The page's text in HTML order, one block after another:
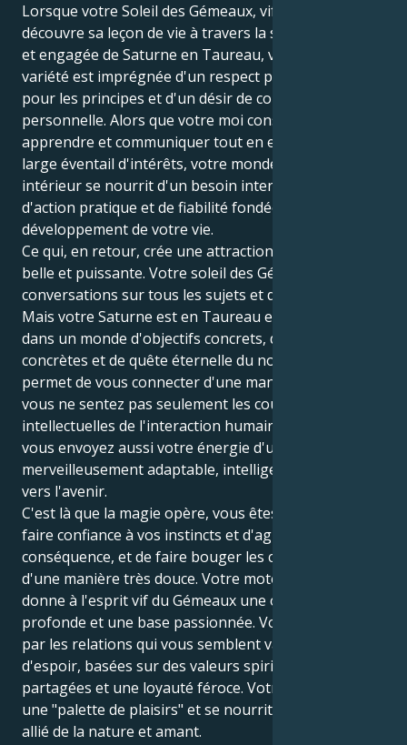
Lorsque votre Soleil des Gémeaux, vif et curieux,
découvre sa leçon de vie à travers la structure ancrée
et engagée de Saturne en Taureau, votre quête de
variété est imprégnée d'un respect plus profond
pour les principes et d'un désir de cohérence
personnelle. Alors que votre moi conscient veut
apprendre et communiquer tout en explorant un
large éventail d'intérêts, votre monde motivationnel
intérieur se nourrit d'un besoin intense de sécurité,
d'action pratique et de fiabilité fondée dans le
développement de votre vie.
Ce qui, en retour, crée une attraction incroyablement
belle et puissante. Votre soleil des Gémeaux a soif de
conversations sur tous les sujets et de bavardages.
Mais votre Saturne est en Taureau et vous entraîne
dans un monde d'objectifs concrets, de procédures
concrètes et de quête éternelle du noyau. Cela vous
permet de vous connecter d'une manière telle que
vous ne sentez pas seulement les couches
intellectuelles de l'interaction humaine, mais que
vous envoyez aussi votre énergie d'une manière
merveilleusement adaptable, intelligente et orientée
vers l'avenir.
C'est là que la magie opère, vous êtes capable de
faire confiance à vos instincts et d'agir en
conséquence, et de faire bouger les choses, mais
d'une manière très douce. Votre moteur Taureau
donne à l'esprit vif du Gémeaux une orientation
profonde et une base passionnée. Vous êtes attiré
par les relations qui vous semblent vastes et pleines
d'espoir, basées sur des valeurs spirituelles
partagées et une loyauté féroce. Votre énergie est
une "palette de plaisirs" et se nourrit de respect -
allié de la nature et amant.